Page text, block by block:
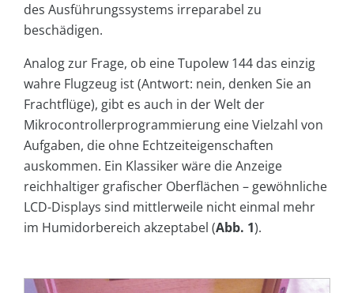
des Ausführungssystems irreparabel zu
beschädigen.
Analog zur Frage, ob eine Tupolew 144 das einzig
wahre Flugzeug ist (Antwort: nein, denken Sie an
Frachtflüge), gibt es auch in der Welt der
Mikrocontrollerprogrammierung eine Vielzahl von
Aufgaben, die ohne Echtzeiteigenschaften
auskommen. Ein Klassiker wäre die Anzeige
reichhaltiger grafischer Oberflächen – gewöhnliche
LCD-Displays sind mittlerweile nicht einmal mehr
im Humidorbereich akzeptabel (Abb. 1).